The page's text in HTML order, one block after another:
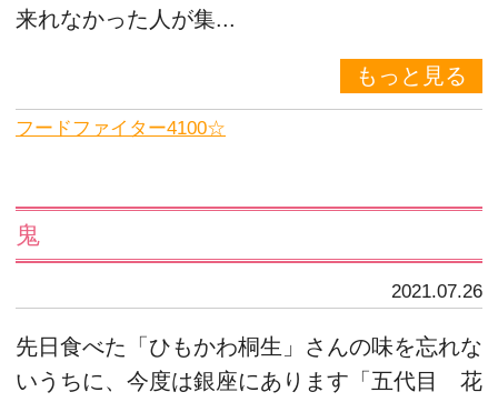
来れなかった人が集...
もっと見る
フードファイター4100☆
鬼
2021.07.26
先日食べた「ひもかわ桐生」さんの味を忘れな
いうちに、今度は銀座にあります「五代目 花